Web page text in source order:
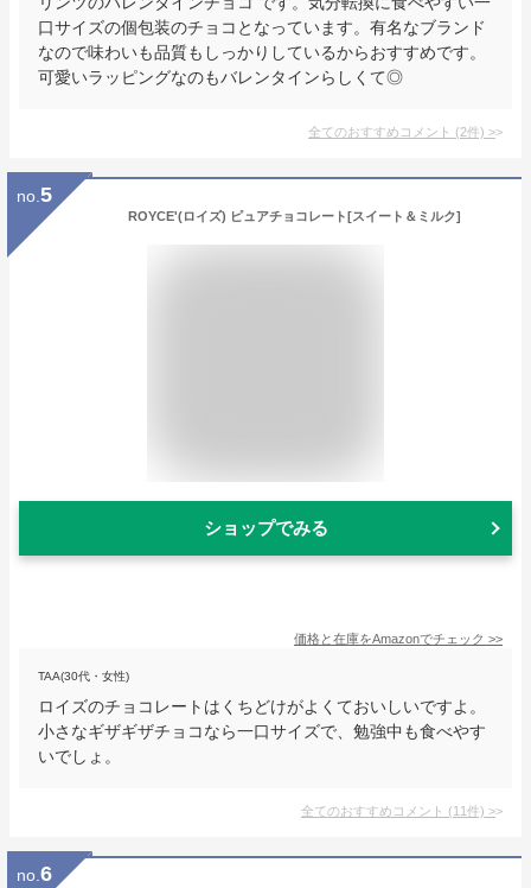
口サイズの個包装のチョコとなっています。有名なブランド
なので味わいも品質もしっかりしているからおすすめです。
可愛いラッピングなのもバレンタインらしくて◎
全てのおすすめコメント (2件) >
no. 5
ROYCE'(ロイズ) ピュアチョコレート[スイート＆ミルク]
ショップでみる
価格と在庫をAmazonでチェック >>
TAA(30代・女性)
ロイズのチョコレートはくちどけがよくておいしいですよ。
小さなギザギザチョコなら一口サイズで、勉強中も食べやす
いでしょ。
全てのおすすめコメント (11件) >
no. 6